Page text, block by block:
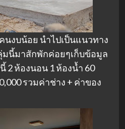
งบน้อย นำไปเป็นแนวทาง
นี้มาสักพักค่อยๆเก็บข้อมูล
2 ห้องนอน 1 ห้องน้ำ 60
รวมค่าช่าง + ค่าของ